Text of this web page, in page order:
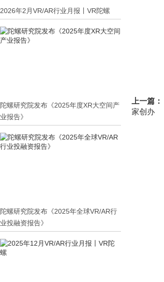
2026年2月VR/AR行业月报丨VR陀螺
陀螺研究院发布《2025年度XR大空间产
业报告》
陀螺研究院发布《2025年全球VR/AR行
业投融资报告》
上一篇：
家创办